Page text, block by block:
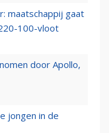
maatschappij gaat
100-vloot
door Apollo,
jongen in de